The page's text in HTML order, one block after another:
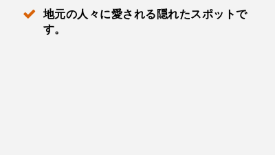
地元の人々に愛される隠れたスポットで
す。